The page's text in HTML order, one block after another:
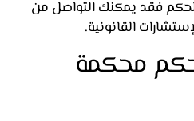
فقد يمكنك التواصل من
القانونية.
محكمة